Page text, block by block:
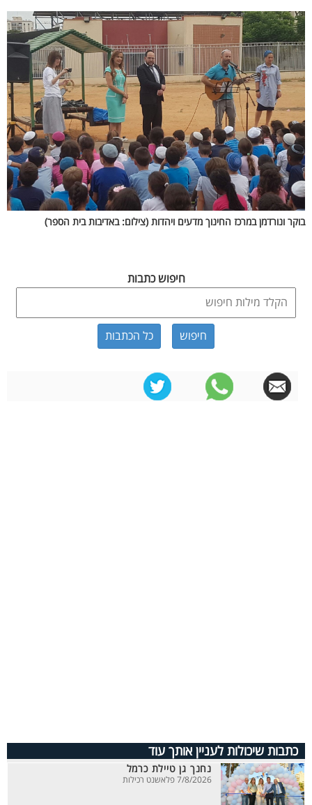
בוקר ונורדמן במרכז החינוך מדעים ויהדות (צילום: באדיבות בית הספר)
חיפוש כתבות
כל הכתבות
כתבות שיכולות לעניין אותך עוד
נחנך גן טיילת כרמל
7/8/2026 פלאשנט רכילות